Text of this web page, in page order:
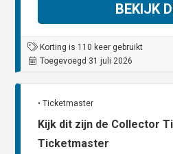
BEKIJK
Korting is 110 keer gebruikt
Toegevoegd 31 juli 2026
• Ticketmaster
Kijk dit zijn de Collector
Ticketmaster